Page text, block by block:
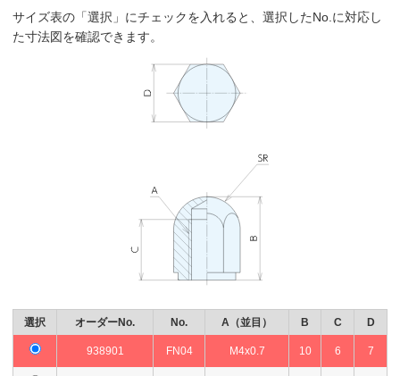
サイズ表の「選択」にチェックを入れると、選択したNo.に対応し
た寸法図を確認できます。
選択 オーダーNo. No. A（並目） B C D
938901 FN04 M4x0.7 10 6 7